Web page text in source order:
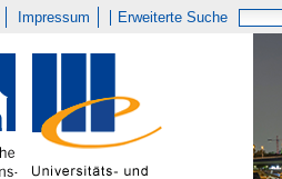
Impressum Erweiterte Suche